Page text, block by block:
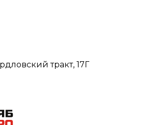
тракт, 17Г